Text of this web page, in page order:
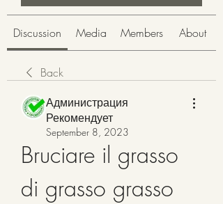
Discussion Media Members About
Back
Администрация
Рекомендует
September 8, 2023
Bruciare il grasso
di grasso grasso